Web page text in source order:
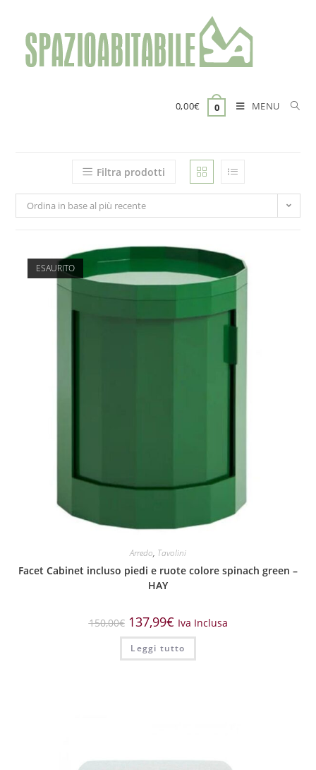
contenuto
0,00€ 0 MENU
Filtra prodotti
Ordina in base al più recente
ESAURITO
Arredo, Tavolini
Facet Cabinet incluso piedi e ruote colore spinach green –
HAY
150,00€ 137,99€ Iva Inclusa
Leggi tutto